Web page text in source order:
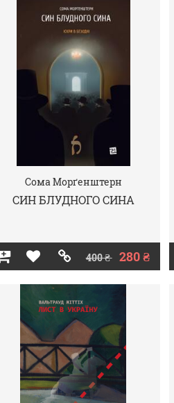
Сома Морґенштерн
СИН БЛУДНОГО СИНА
400 ₴ 280 ₴